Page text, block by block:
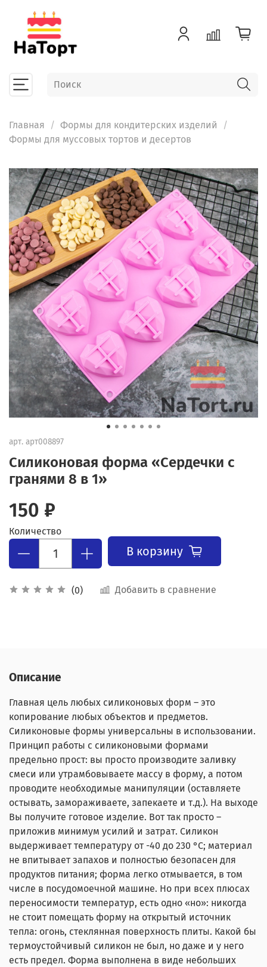
Главная
Формы для кондитерских изделий
Формы для муссовых тортов и десертов
арт. арт008897
Силиконовая форма «Сердечки с
гранями 8 в 1»
(0) Добавить в сравнение
150 ₽
Количество
В корзину
Описание
Главная цель любых силиконовых форм – это
копирование любых объектов и предметов.
Силиконовые формы универсальны в использовании.
Принцип работы с силиконовыми формами
предельно прост: вы просто производите заливку
смеси или утрамбовываете массу в форму, а потом
проводите необходимые манипуляции (оставляете
остывать, замораживаете, запекаете и т.д.). На выходе
Вы получите готовое изделие. Вот так просто –
приложив минимум усилий и затрат. Силикон
выдерживает температуру от -40 до 230 °С; материал
не впитывает запахов и полностью безопасен для
продуктов питания; форма легко отмывается, в том
числе в посудомоечной машине. Но при всех плюсах
переносимости температур, есть одно «но»: никогда
не стоит помещать форму на открытый источник
тепла: огонь, стеклянная поверхность плиты. Какой бы
термоустойчивый силикон не был, но даже и у него
есть предел. Форма выполнена в виде небольших